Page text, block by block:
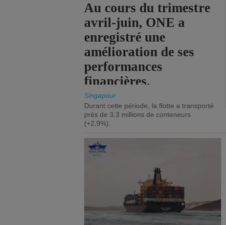
Au cours du trimestre
avril-juin, ONE a
enregistré une
amélioration de ses
performances
financières.
Singapour
Durant cette période, la flotte a transporté
près de 3,3 millions de conteneurs
(+2,9%).